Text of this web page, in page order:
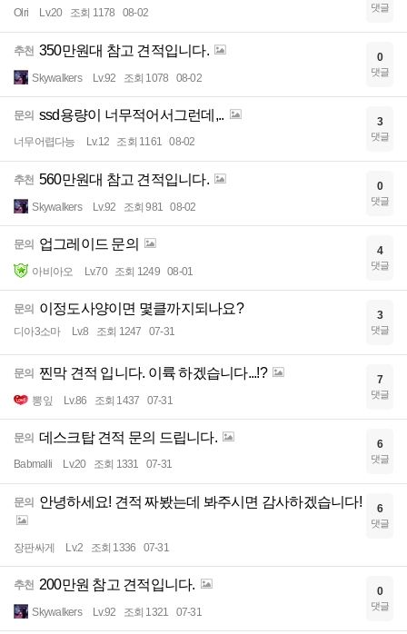
Olri Lv.20 조회 1178 08-02 댓글
추천 350만원대 참고 견적입니다.
Skywalkers Lv.92 조회 1078 08-02
0
댓글
문의 ssd용량이 너무적어서그런데,..
너무어렵다능 Lv.12 조회 1161 08-02
3
댓글
추천 560만원대 참고 견적입니다.
Skywalkers Lv.92 조회 981 08-02
0
댓글
문의 업그레이드 문의
아비아오 Lv.70 조회 1249 08-01
4
댓글
문의 이정도사양이면 몇클까지되나요?
디아3소마 Lv.8 조회 1247 07-31
3
댓글
문의 찐막 견적 입니다. 이륙 하겠습니다...!?
뽕잎 Lv.86 조회 1437 07-31
7
댓글
문의 데스크탑 견적 문의 드립니다.
Babmalli Lv.20 조회 1331 07-31
6
댓글
문의 안녕하세요! 견적 짜봤는데 봐주시면 감사하겠습니다!
장판싸게 Lv.2 조회 1336 07-31
6
댓글
추천 200만원 참고 견적입니다.
Skywalkers Lv.92 조회 1321 07-31
0
댓글